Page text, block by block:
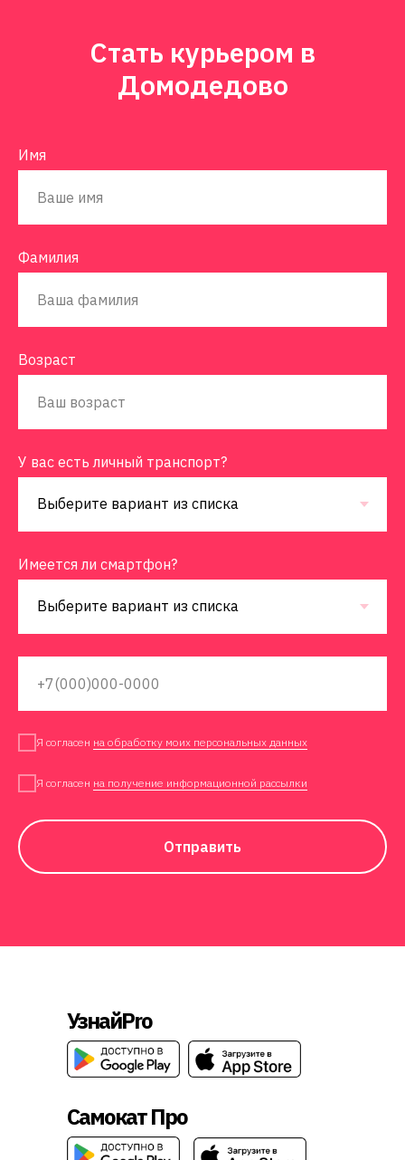
Стать курьером в
Домодедово
Имя
Фамилия
Возраст
У вас есть личный транспорт?
Имеется ли смартфон?
Я согласен на обработку моих персональных данных
Я согласен на получение информационной рассылки
Отправить
УзнайPro
Самокат Про